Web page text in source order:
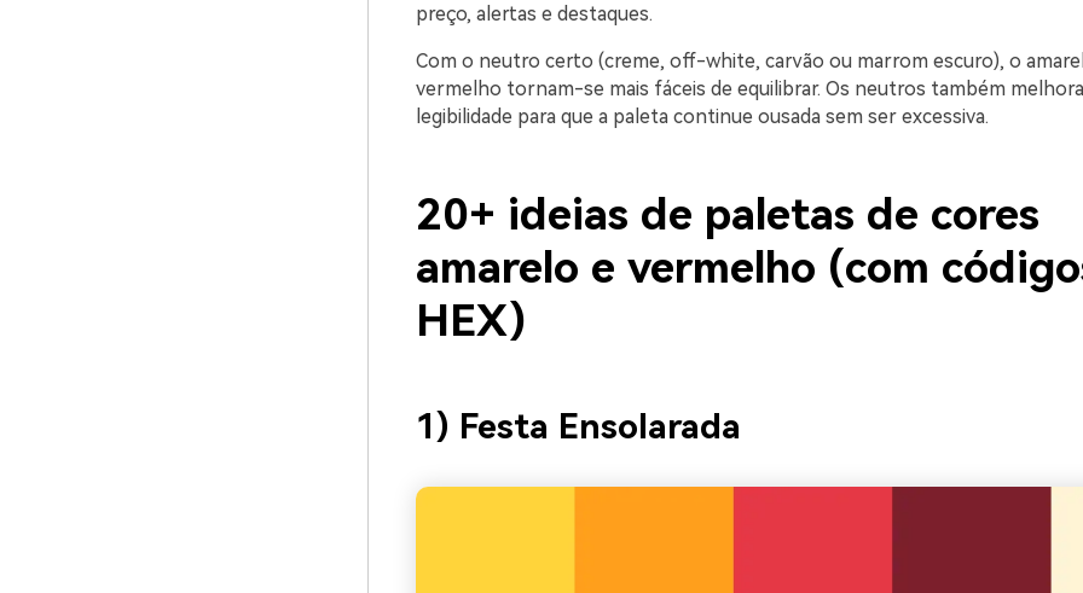
preço, alertas e destaques.
Com o neutro certo (creme, off-white, carvão ou marrom escuro), o
vermelho tornam-se mais fáceis de equilibrar. Os neutros também
legibilidade para que a paleta continue ousada sem ser excessiva.
20+ ideias de paletas de cores
amarelo e vermelho (com
HEX)
1) Festa Ensolarada